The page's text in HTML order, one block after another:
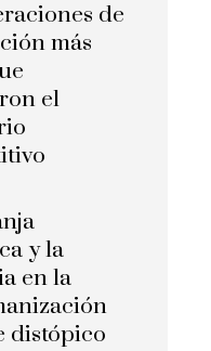
de
más
el
y la
en la
distópico